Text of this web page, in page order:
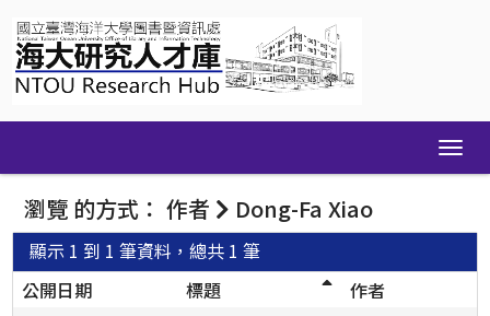
navigation
瀏覽 的方式： 作者 Dong-Fa Xiao
顯示 1 到 1 筆資料，總共 1 筆
公開日期
標題
作者